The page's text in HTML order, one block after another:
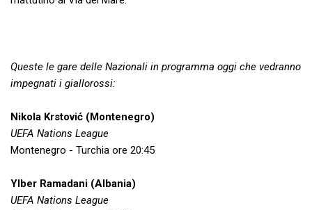
Queste le gare delle Nazionali in programma oggi che vedranno
impegnati i giallorossi:
Nikola Krstović (Montenegro)
UEFA Nations League
Montenegro - Turchia ore 20:45
Ylber Ramadani (Albania)
UEFA Nations League